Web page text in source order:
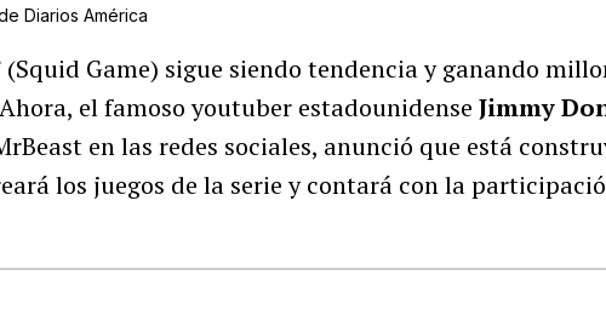
Diarios América
(Squid Game) sigue siendo tendencia y ganando
el famoso youtuber estadounidenseJimmy
en las redes sociales, anunció que está
los juegos de la serie y contará con la